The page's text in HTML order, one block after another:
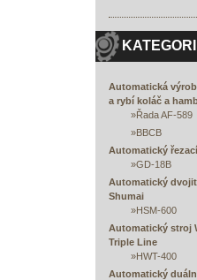
Automatická
a rybí koláč a
»Řada AF-589
»BBCB
Automatický
»GD-18B
Automatický
Shumai
»HSM-600
Automatický stroj
Triple Line
»HWT-400
Automatický